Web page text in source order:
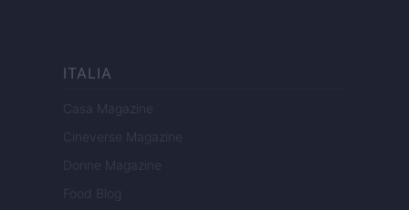
ITALIA
Casa Magazine
Cineverse Magazine
Donne Magazine
Food Blog